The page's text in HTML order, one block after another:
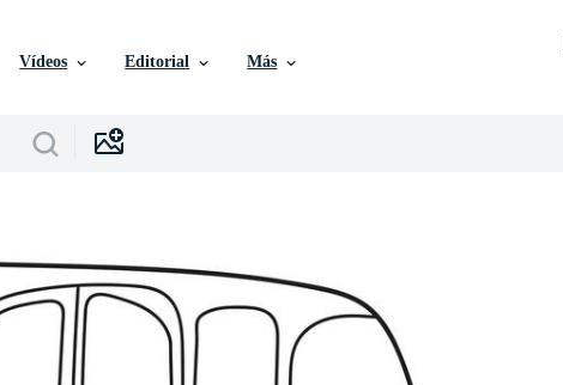
Vídeos Editorial Más